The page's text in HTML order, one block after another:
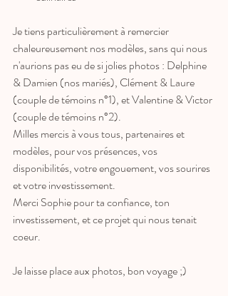
Je tiens particulièrement à remercier
chaleureusement nos modèles, sans qui nous
n'aurions pas eu de si jolies photos : Delphine
& Damien (nos mariés), Clément & Laure
(couple de témoins n°1), et Valentine & Victor
(couple de témoins n°2).
Milles mercis à vous tous, partenaires et
modèles, pour vos présences, vos
disponibilités, votre engouement, vos sourires
et votre investissement.
Merci Sophie pour ta confiance, ton
investissement, et ce projet qui nous tenait
coeur.
Je laisse place aux photos, bon voyage ;)